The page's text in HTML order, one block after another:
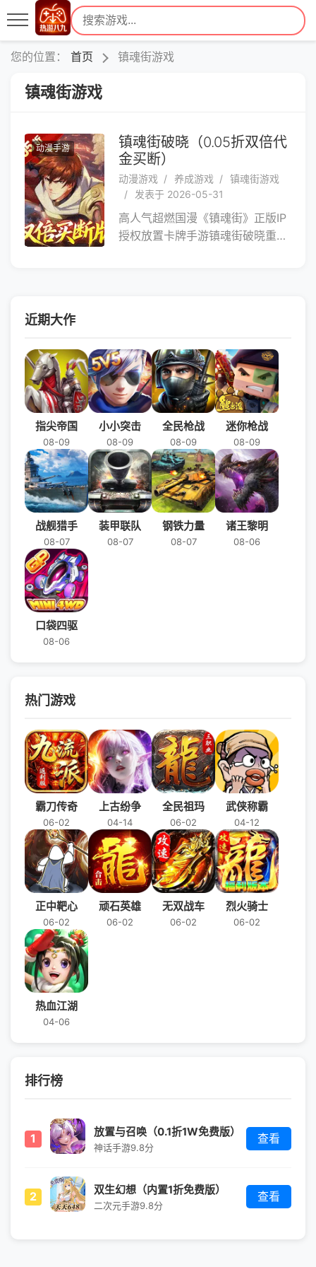
您的位置： 首页 镇魂街游戏
镇魂街游戏
动漫手游
镇魂街破晓（0.05折双倍代
金买断）
动漫游戏 养成游戏
镇魂街游戏
发表于 2026-05-31
高人气超燃国漫《镇魂街》正版IP
授权放置卡牌手游镇魂街破晓重磅
近期大作
指尖帝国
08-09
小小突击
08-09
全民枪战
08-09
迷你枪战
08-09
战舰猎手
08-07
装甲联队
08-07
钢铁力量
08-07
诸王黎明
08-06
口袋四驱
08-06
热门游戏
霸刀传奇
06-02
上古纷争
04-14
全民祖玛
06-02
武侠称霸
04-12
正中靶心
06-02
顽石英雄
06-02
无双战车
06-02
烈火骑士
06-02
热血江湖
04-06
排行榜
1 放置与召唤（0.1折1W免费版）
神话手游9.8分
查看
2 双生幻想（内置1折免费版）
二次元手游9.8分
查看